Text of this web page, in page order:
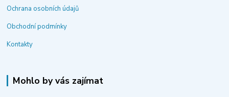
Ochrana osobních údajů
Obchodní podmínky
Kontakty
Mohlo by vás zajímat